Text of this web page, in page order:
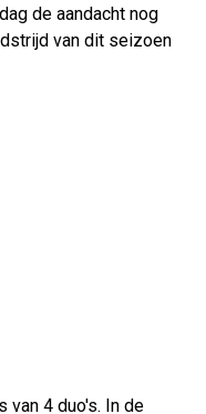
de aandacht nog
van dit seizoen
van 4 duo's. In de